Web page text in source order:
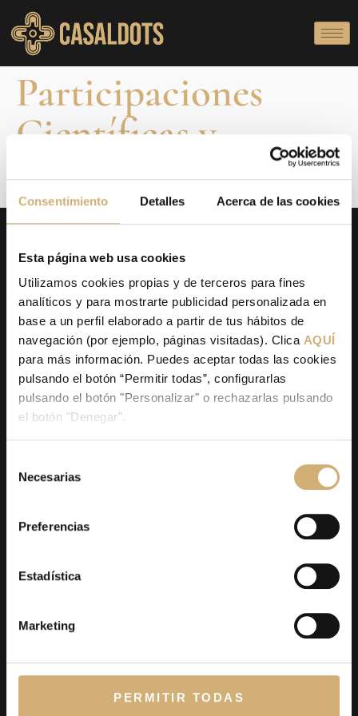
Consentimiento Detalles Acerca de las cookies
Esta página web usa cookies
Utilizamos cookies propias y de terceros para fines
analíticos y para mostrarte publicidad personalizada en
base a un perfil elaborado a partir de tus hábitos de
navegación (por ejemplo, páginas visitadas). Clica AQUÍ
para más información. Puedes aceptar todas las cookies
pulsando el botón “Permitir todas”, configurarlas
pulsando el botón "Personalizar" o rechazarlas pulsando
el botón "Denegar".
Necesarias
Preferencias
Estadística
Marketing
PERMITIR TODAS
Participaciones
Científicas y
Publicaciones
Ciudades Casos Clínicos
vertebral. Operar una hernia discal por endoscopia representa
solamente la punta de un iceberg que nos depara una nueva
Textos Legales